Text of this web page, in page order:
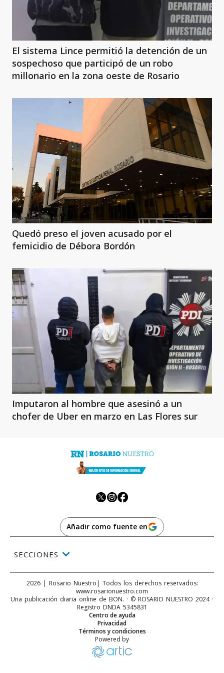
El sistema Lince permitió la detención de un
sospechoso que participó de un robo
millonario en la zona oeste de Rosario
Quedó preso el joven acusado por el
femicidio de Débora Bordón
Imputaron al hombre que asesinó a un
chofer de Uber en marzo en Las Flores sur
Añadir como fuente en
SECCIONES
2026| Rosario Nuestro | Todos los derechos reservados:
www.rosarionuestro.com
Una publicación diaria online de BON. · © ROSARIO NUESTRO 2024 ·
Registro DNDA 5345831
Términos y condiciones
Privacidad
Centro de ayuda
Powered by